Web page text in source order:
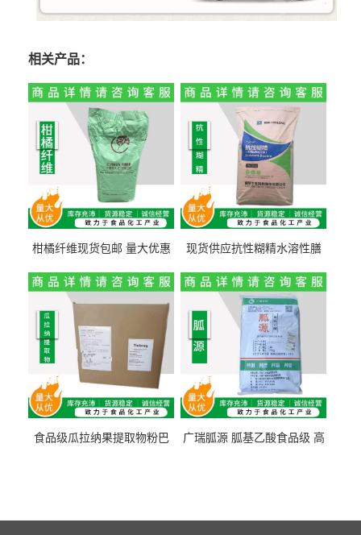
相关产品：
柑橘纤维现货包邮 量大优惠
现货供应抗性糊精水溶性膳
量1kg包邮
食品级瓜拉纳果提取物粉巴
广瑞胍源 胍基乙酸食品级 高